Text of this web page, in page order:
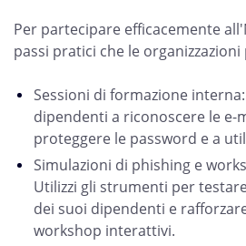
Per partecipare efficacemente
passi pratici che le
Sessioni di formazione
dipendenti a riconoscere le e-
proteggere le password e a
Simulazioni di phishing e
Utilizzi gli strumenti per
dei suoi dipendenti e
workshop interattivi.